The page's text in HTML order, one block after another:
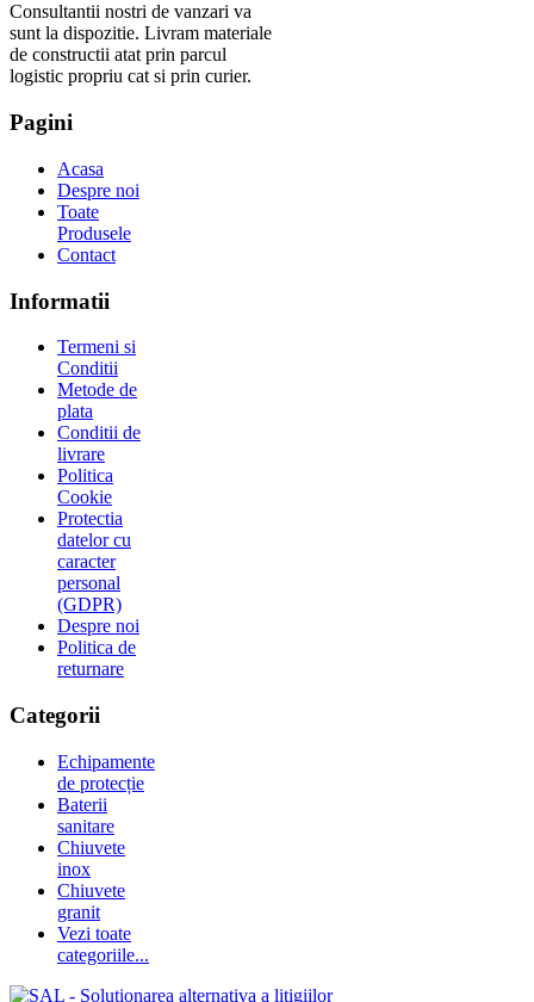
Consultantii nostri de vanzari va
sunt la dispozitie. Livram materiale
de constructii atat prin parcul
logistic propriu cat si prin curier.
Pagini
Acasa
Despre noi
Toate
Produsele
Contact
Informatii
Termeni si
Conditii
Metode de
plata
Conditii de
livrare
Politica
Cookie
Protectia
datelor cu
caracter
personal
(GDPR)
Despre noi
Politica de
returnare
Categorii
Echipamente
de protecție
Baterii
sanitare
Chiuvete
inox
Chiuvete
granit
Vezi toate
categoriile...